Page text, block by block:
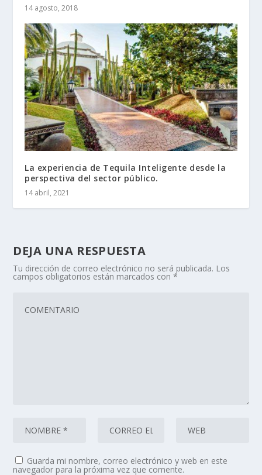
14 agosto, 2018
La experiencia de Tequila Inteligente desde la
perspectiva del sector público.
14 abril, 2021
DEJA UNA RESPUESTA
Tu dirección de correo electrónico no será publicada. Los
campos obligatorios están marcados con*
Guarda mi nombre, correo electrónico y web en este
navegador para la próxima vez que comente.